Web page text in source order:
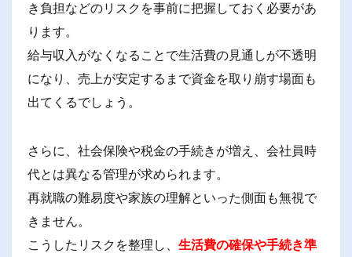
き負担などのリスクを事前に把握しておく必要があ
ります。
給与収入がなくなることで生活費の見通しが不透明
になり、売上が安定するまで資金を取り崩す場面も
出てくるでしょう。
さらに、社会保険や税金の手続きが増え、会社員時
代とは異なる管理が求められます。
再就職の難易度や家族の理解といった側面も無視で
きません。
こうしたリスクを整理し、 生活費の確保や手続き準